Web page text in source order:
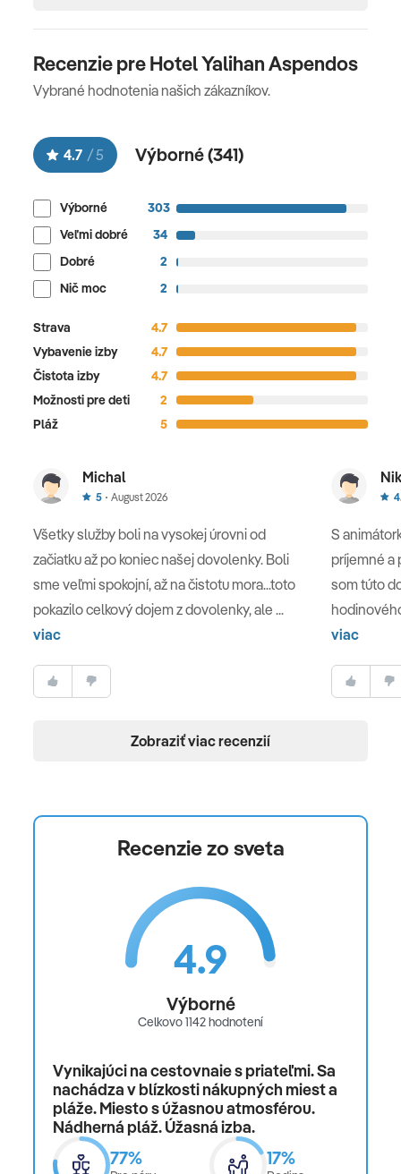
Recenzie pre Hotel Yalihan Aspendos
Vybrané hodnotenia našich zákazníkov.
4.7 /5 Výborné (341)
Výborné
303
Veľmi dobré
34
Dobré
2
Nič moc
2
Strava
4.7
Vybavenie izby
4.7
Čistota izby
4.7
Možnosti pre deti
2
Pláž
5
Michal
5 August 2026
Všetky služby boli na vysokej úrovni od
začiatku až po koniec našej dovolenky. Boli
sme veľmi spokojní, až na čistotu mora...toto
pokazilo celkový dojem z dovolenky, ale ...
viac
S
príjemné a
som túto
viac
Zobraziť viac recenzií
Recenzie zo sveta
4.9
Výborné
Celkovo 1142 hodnotení
Vynikajúci na cestovnaie s priateľmi. Sa
nachádza v blízkosti nákupných miest a
pláže. Miesto s úžasnou atmosférou.
Nádherná pláž. Úžasná izba.
77% 17%